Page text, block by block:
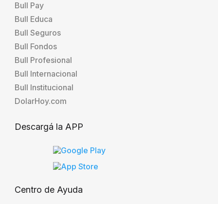
Bull Pay
Bull Educa
Bull Seguros
Bull Fondos
Bull Profesional
Bull Internacional
Bull Institucional
DolarHoy.com
Descargá la APP
Centro de Ayuda